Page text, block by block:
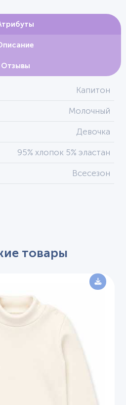
Отзывы
Капитон
Молочный
Девочка
95% хлопок 5% эластан
Всесезон
товары